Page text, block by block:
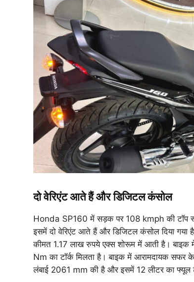
दो वेरिएंट आते हैं और डिजिटल कंसोल
Honda SP160 में सड़क पर 108 kmph की टॉप
इसमें दो वेरिएंट आते हैं और डिजिटल कंसोल दिया
कीमत 1.17 लाख रुपये एक्स शोरूम में आती है। बाइक
Nm का टॉर्क मिलता है। बाइक में आरामदायक सफर
लंबाई 2061 mm की है और इसमें 12 लीटर का फ्यूल